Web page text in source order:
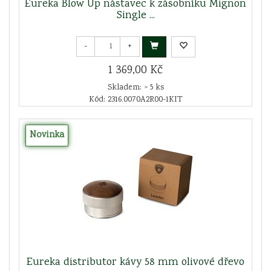
Eureka Blow Up nástavec k zásobníku Mignon
Single ...
- +
1 369,00 Kč
Skladem: > 5 ks
Kód: 2316.0070A2R00-1KIT
Novinka
Eureka distributor kávy 58 mm olivové dřevo